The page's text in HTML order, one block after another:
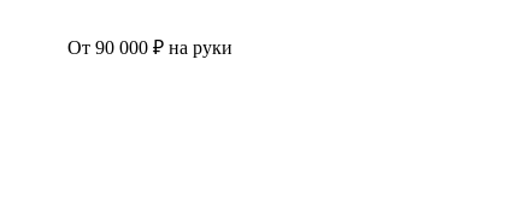
От 90 000 ₽ на руки